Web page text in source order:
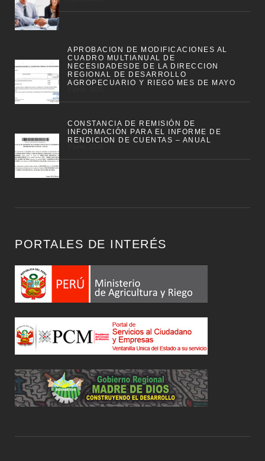
APROBACION DE MODIFICACIONES AL
CUADRO MULTIANUAL DE
NECESIDADESDE DE LA DIRECCION
REGIONAL DE DESARROLLO
AGROPECUARIO Y RIEGO MES DE MAYO
CONSTANCIA DE REMISIÓN DE
INFORMACIÓN PARA EL INFORME DE
RENDICION DE CUENTAS – ANUAL
PORTALES DE INTERÉS